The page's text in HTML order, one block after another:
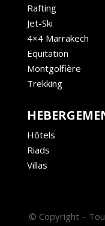
Rafting
Jet-Ski
4×4 Marrakech
Equitation
Montgolfière
Trekking
Hôtels
Riads
Villas
© Copyright –